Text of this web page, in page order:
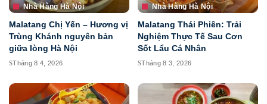
Nhà Hàng Hà Nội
Malatang Chị Yến – Hương vị
Trùng Khánh nguyên bản
giữa lòng Hà Nội
Tháng 8 4, 2026
Nhà Hàng Hà Nội
Malatang Thái Phiên: Trải
Nghiệm Thực Tế Sau Cơn
Sốt Lẩu Cá Nhân
Tháng 8 3, 2026